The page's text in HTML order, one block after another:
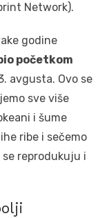
Network).
godine
početkom
avgusta. Ovo se
sve više
i šume
ribe i sečemo
reprodukuju i